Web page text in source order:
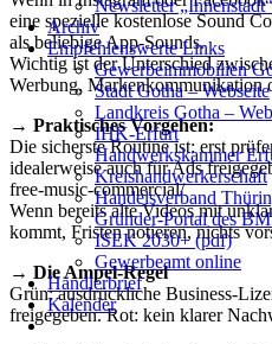
Newsletter
Archiv
Empfehlenswerte Links
Gewerbeimmobilien
Stadt Gotha – Webseite
Landkreis Gotha –
IHK-Erfurt
Handwerkskammer
Kreishandwerkerschaft
Handelsverband
Gründer-Portal des
ISEK 2030+ (pdf)
Gewerbeamt online
Händlerbrief
Kalender
eine spezielle kostenlose Sound
als beliebige App-Sounds.
Wichtig ist der Unterschied
Werbung, Markenkommunikation
→ Praktisches Vorgehen:
Die sicherste Routine ist: erst
idealerweise auch für Ads
free-music-commercial/
Wenn bereits alte Videos mit
kommt, Fristen notieren, nichts
→ Die Ampel-Regel
Grün: ausdrückliche Business-
freigegeben. Rot: kein klarer